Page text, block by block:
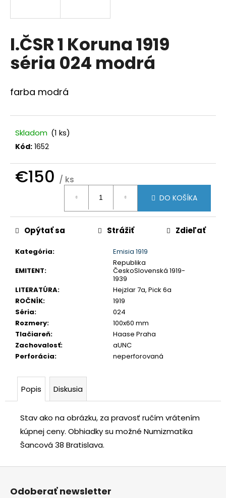
I.ČSR 1 Koruna 1919
séria 024 modrá
farba modrá
Skladom (1 ks)
Kód: 1652
€150 / ks
DO KOŠÍKA
Kategória:
Emisia 1919
EMITENT:
Republika
ČeskoSlovenská 1919-
1939
LITERATÚRA:
Hejzlar 7a, Pick 6a
ROČNÍK:
1919
Séria:
024
Rozmery:
100x60 mm
Tlačiareň:
Haase Praha
Zachovalosť:
aUNC
Perforácia: neperforovaná
Opýtať sa Strážiť Zdieľať
Popis Diskusia
Stav ako na obrázku, za pravosť ručím vrátením
kúpnej ceny. Obhiadky su možné Numizmatika
Šancová 38 Bratislava.
s
ť
?
O
d
ú
č
m
e
JOZEF
GRAJCIAR
1769
EVM-
€400
Z
Odoberať newsletter